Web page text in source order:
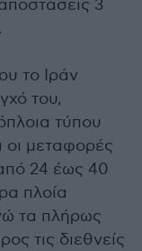
3
το Ιράν
του,
τύπου
οι μεταφορές
24 έως 40
πλοία
τα πλήρως
τις διεθνείς